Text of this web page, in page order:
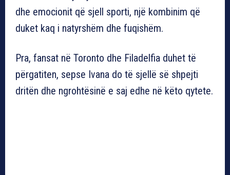
dhe emocionit që sjell sporti, një kombinim që
duket kaq i natyrshëm dhe fuqishëm.
Pra, fansat në Toronto dhe Filadelfia duhet të
përgatiten, sepse Ivana do të sjellë së shpejti
dritën dhe ngrohtësinë e saj edhe në këto qytete.